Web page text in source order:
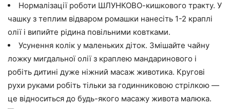
Нормалізації роботи ШЛУНКОВО-кишкового тракту. У
чашку з теплим відваром ромашки нанесіть 1-2 краплі
олії і випийте рідина повільними ковтками.
Усунення колік у маленьких діток. Змішайте чайну
ложку мигдальної олії з краплею мандаринового і
робіть дитині дуже ніжний масаж животика. Кругові
рухи руками робіть тільки за годинниковою стрілкою —
це відноситься до будь-якого масажу живота малюка.